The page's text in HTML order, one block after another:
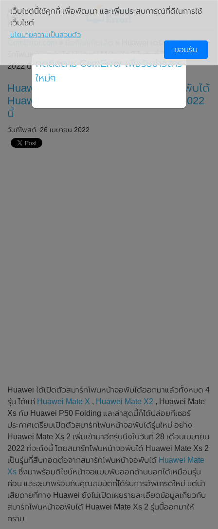
» Huawei เตรียมเปิดตัวสมา
ร์ทโฟนหน้าจอพับได้ Huawei Mate Xs 2 ในวันที่ 28 เมษายน
2022 นี้
Huawei เตรียมเปิดตัวสมาร์ทโฟนหน้าจอพับได้
Huawei Mate Xs 2 ในวันที่ 28 เมษายน 2022
นี้
วันที่โพสต์: 26 เมษายน 2022
Huawei ได้เปิดตัวสมาร์ทโฟนหน้าจอพับได้ออกมาแล้วทั้งหมด 4
รุ่น ได้แก่ Huawei Mate X , Huawei Mate X2 , Huawei Mate
Xs กับ Huawei P50 Folding และล่าสุดนี้ก็ได้ปล่อยทีเซอร์
ประกาศเตรียมเปิดตัวสมาร์ทโฟนหน้าจอพับได้รุ่นใหม่ อย่าง
Huawei Mate Xs 2 เพิ่มเข้ามาอีกรุ่นนึงในวันที่ 28 เดือนเมษายน
2022 ที่จะถึงนี้ โดยสมาร์ทโฟนหน้าจอพับได้ Huawei Mate Xs 2
เป็นรุ่นที่สืบทอดต่อจากสมาร์ทโฟนหน้าจอพับได้ Huawei Mate
Xs ซึ่งมาพร้อมดีไซน์หน้าจอแบบพับออกด้านนอกได้เหมือนรุ่น
ก่อน และจะมาพร้อมกับคุณสมบัติที่ได้รับการอัพเกรดใหม่ แต่น่า
เสียดายที่ทาง Huawei ยังไม่เปิดเผยรายละเอียดข้อมูลเกี่ยวกับ
สมาร์ทโฟนหน้าจอพับได้ Huawei Mate Xs 2 รุ่นนี้ออกมาให้
ทราบ
เว็บไซต์นี้ใช้คุกกี้ เพื่อพัฒนา และเพิ่มประสบการณ์ที่ดีในการใช้
เว็บไซต์
นโยบายความเป็นส่วนตัว
ยอมรับ
กดติดตาม ComError เพื่อรับข่าวสาร
ใหม่ๆ